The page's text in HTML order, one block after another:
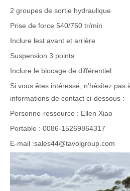
2 groupes de sortie hydraulique
Prise de force 540/760 tr/min
Inclure lest avant et arrière
Suspension 3 points
Inclure le blocage de différentiel
Si vous êtes intéressé, n'hésitez pas
informations de contact ci-dessous :
Personne-ressource : Ellen Xiao
Portable : 0086-15269864317
E-mail :sales44@tavolgroup.com